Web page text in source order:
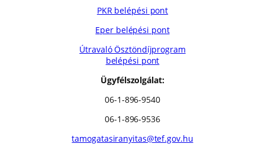
PKR belépési pont
Eper belépési pont
Útravaló Ösztöndíjprogram
belépési pont
Ügyfélszolgálat:
06-1-896-9540
06-1-896-9536
tamogatasiranyitas@tef.gov.hu